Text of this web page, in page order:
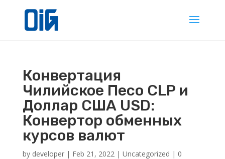
Конвертация
Чилийское Песо CLP и
Доллар США USD:
Конвертор обменных
курсов валют
by developer| Feb 21, 2022| Uncategorized | 0